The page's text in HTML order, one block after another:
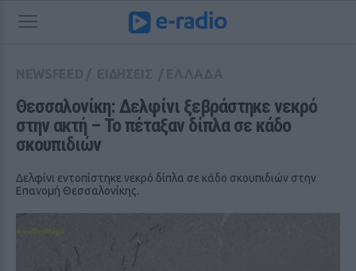
Θεσσαλονίκη: Δελφίνι ξεβράστηκε νεκρό
στην ακτή – Το πέταξαν δίπλα σε κάδο
σκουπιδιών
Δελφίνι εντοπίστηκε νεκρό δίπλα σε κάδο σκουπιδιών στην
Επανομή Θεσσαλονίκης.